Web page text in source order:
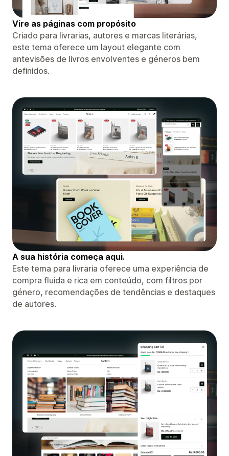
Vire as páginas com propósito
Criado para livrarias, autores e marcas literárias,
este tema oferece um layout elegante com
antevisões de livros envolventes e géneros bem
definidos.
A sua história começa aqui.
Este tema para livraria oferece uma experiência de
compra fluida e rica em conteúdo, com filtros por
género, recomendações de tendências e destaques
de autores.